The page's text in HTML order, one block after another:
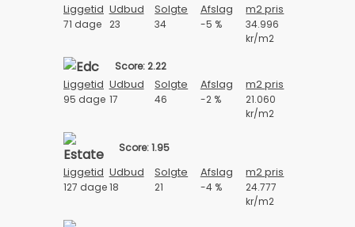
Liggetid Udbud Solgte Afslag m2 pris
71 dage 23 34 -5 %
34.996
kr/m2
Score: 2.22
Liggetid Udbud Solgte Afslag m2 pris
95 dage 17 46 -2 %
21.060
kr/m2
Score: 1.95
Liggetid Udbud Solgte Afslag m2 pris
127 dage18 21 -4 %
24.777
kr/m2